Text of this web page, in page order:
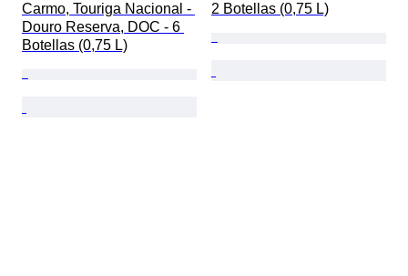
Carmo, Touriga Nacional -
Douro Reserva, DOC - 6
Botellas (0,75 L)
2 Botellas (0,75 L)